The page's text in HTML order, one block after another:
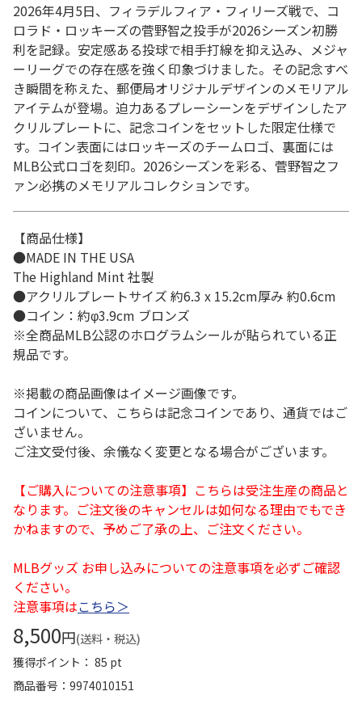
2026年4月5日、フィラデルフィア・フィリーズ戦で、コ
ロラド・ロッキーズの菅野智之投手が2026シーズン初勝
利を記録。安定感ある投球で相手打線を抑え込み、メジャ
ーリーグでの存在感を強く印象づけました。その記念すべ
き瞬間を称えた、郵便局オリジナルデザインのメモリアル
アイテムが登場。迫力あるプレーシーンをデザインしたア
クリルプレートに、記念コインをセットした限定仕様で
す。コイン表面にはロッキーズのチームロゴ、裏面には
MLB公式ロゴを刻印。2026シーズンを彩る、菅野智之フ
ァン必携のメモリアルコレクションです。
【商品仕様】
●MADE IN THE USA
The Highland Mint 社製
●アクリルプレートサイズ 約6.3 x 15.2cm厚み 約0.6cm
●コイン：約φ3.9cm ブロンズ
※全商品MLB公認のホログラムシールが貼られている正
規品です。
※掲載の商品画像はイメージ画像です。
コインについて、こちらは記念コインであり、通貨ではご
ざいません。
ご注文受付後、余儀なく変更となる場合がございます。
【ご購入についての注意事項】こちらは受注生産の商品と
なります。ご注文後のキャンセルは如何なる理由でもでき
かねますので、予めご了承の上、ご注文ください。
MLBグッズ お申し込みについての注意事項を必ずご確認
ください。
注意事項はこちら＞
8,500円(送料・税込)
獲得ポイント： 85 pt
商品番号
9974010151